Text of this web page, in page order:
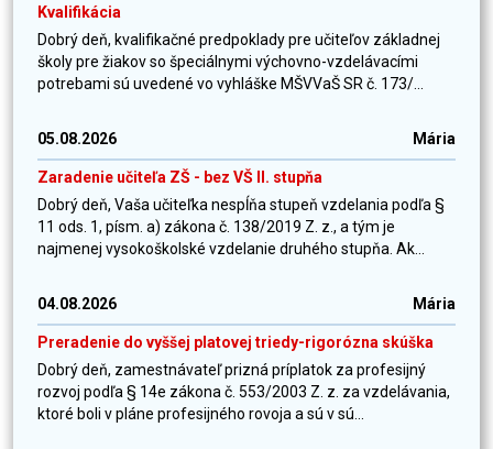
Kvalifikácia
Dobrý deň, kvalifikačné predpoklady pre učiteľov základnej
školy pre žiakov so špeciálnymi výchovno-vzdelávacími
potrebami sú uvedené vo vyhláške MŠVVaŠ SR č. 173/...
05.08.2026 Mária
Zaradenie učiteľa ZŠ - bez VŠ II. stupňa
Dobrý deň, Vaša učiteľka nespĺňa stupeň vzdelania podľa §
11 ods. 1, písm. a) zákona č. 138/2019 Z. z., a tým je
najmenej vysokoškolské vzdelanie druhého stupňa. Ak...
04.08.2026 Mária
Preradenie do vyššej platovej triedy-rigorózna skúška
Dobrý deň, zamestnávateľ prizná príplatok za profesijný
rozvoj podľa § 14e zákona č. 553/2003 Z. z. za vzdelávania,
ktoré boli v pláne profesijného rovoja a sú v sú...